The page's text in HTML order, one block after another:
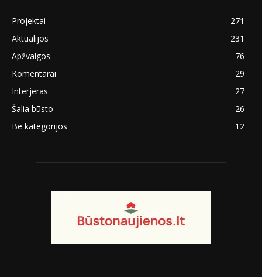
Projektai
271
Aktualijos
231
Apžvalgos
76
Komentarai
29
Interjeras
27
Šalia būsto
26
Be kategorijos
12